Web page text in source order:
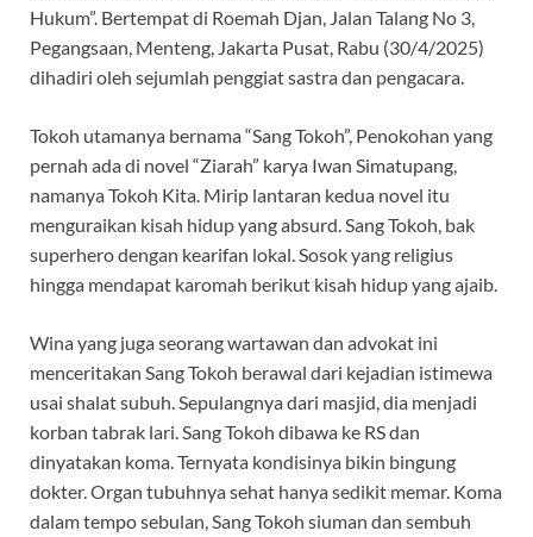
Hukum”. Bertempat di Roemah Djan, Jalan Talang No 3,
Pegangsaan, Menteng, Jakarta Pusat, Rabu (30/4/2025)
dihadiri oleh sejumlah penggiat sastra dan pengacara.
Tokoh utamanya bernama “Sang Tokoh”, Penokohan yang
pernah ada di novel “Ziarah” karya Iwan Simatupang,
namanya Tokoh Kita. Mirip lantaran kedua novel itu
menguraikan kisah hidup yang absurd. Sang Tokoh, bak
superhero dengan kearifan lokal. Sosok yang religius
hingga mendapat karomah berikut kisah hidup yang ajaib.
Wina yang juga seorang wartawan dan advokat ini
menceritakan Sang Tokoh berawal dari kejadian istimewa
usai shalat subuh. Sepulangnya dari masjid, dia menjadi
korban tabrak lari. Sang Tokoh dibawa ke RS dan
dinyatakan koma. Ternyata kondisinya bikin bingung
dokter. Organ tubuhnya sehat hanya sedikit memar. Koma
dalam tempo sebulan, Sang Tokoh siuman dan sembuh